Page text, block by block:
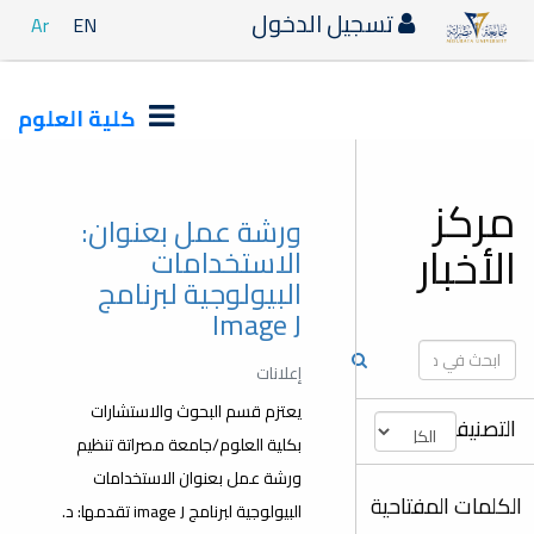
Ar EN
ورشة عمل بعنوان:
الاستخدامات
البيولوجية لبرنامج
Image J
إعلانات
يعتزم قسم البحوث والاستشارات
بكلية العلوم/جامعة مصراتة تنظيم
البيولوجية لبرنامج image J تقدمها: د.